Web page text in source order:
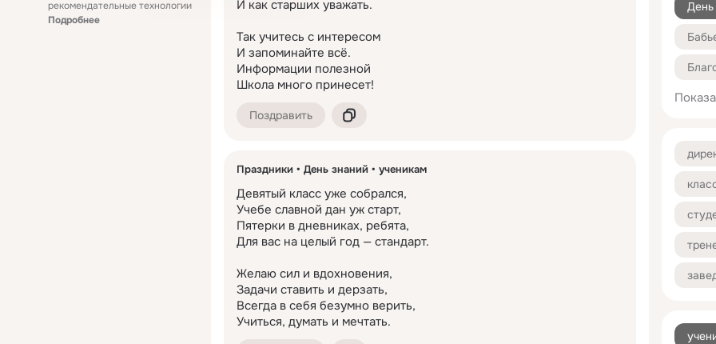
рекомендательные технологии
Подробнее
Выбирайте лучшее поздравление праздники День знаний ученикам и
делитесь радостью с близкими, ведь теплые слова делают любой праздник
еще более незабываемым!
И как старших уважать.
Так учитесь с интересом
И запоминайте всё.
Информации полезной
Школа много принесет!
Поздравить
Праздники День знаний ученикам
Девятый класс уже собрался,
Учебе славной дан уж старт,
Пятерки в дневниках, ребята,
Для вас на целый год — стандарт.
Желаю сил и вдохновения,
Задачи ставить и дерзать,
Всегда в себя безумно верить,
Учиться, думать и мечтать.
День